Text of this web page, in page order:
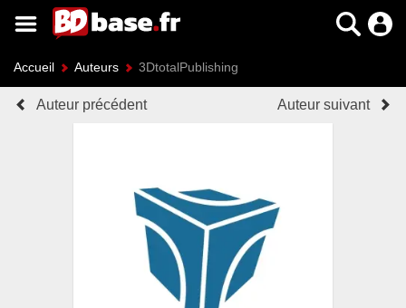
Accueil Auteurs 3DtotalPublishing
Auteur précédent Auteur suivant